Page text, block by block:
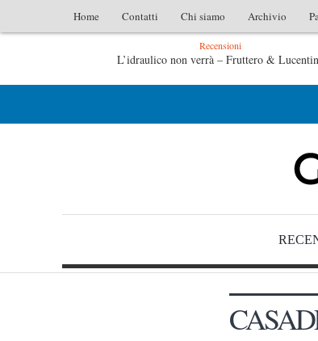
Home Contatti Chi siamo Archivio
Recensioni
L’idraulico non verrà – Fruttero & Lucentini